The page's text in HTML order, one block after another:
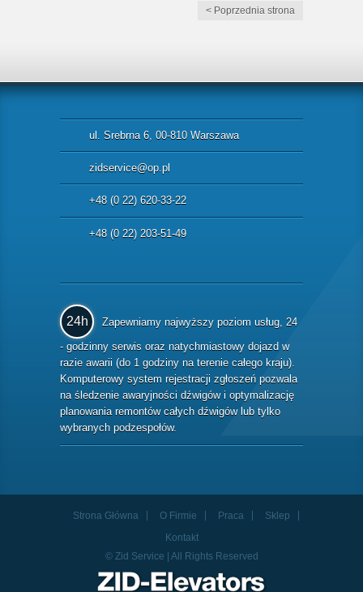
< Poprzednia strona
ul. Srebrna 6, 00-810 Warszawa
zidservice@op.pl
+48 (0 22) 620-33-22
+48 (0 22) 203-51-49
24h
Zapewniamy najwyższy poziom usług, 24
- godzinny serwis oraz natychmiastowy dojazd w
razie awarii (do 1 godziny na terenie całego kraju).
Komputerowy system rejestracji zgłoszeń pozwala
na śledzenie awaryjności dźwigów i optymalizację
planowania remontów całych dźwigów lub tylko
wybranych podzespołów.
Strona Główna O Firmie Praca
Sklep
Kontakt
© Zid Service | All Rights Reserved